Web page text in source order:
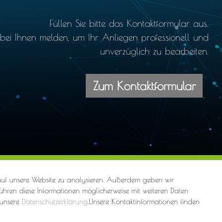
Füllen Sie bitte das Kontaktformular aus.
Ihnen melden, um Ihr Anliegen professionell und
unverzüglich zu bearbeiten.
Zum Kontaktformular
Webdesign by ARANES
Datenschutz
Sitemap
unsere Website zu analysieren. Außerdem geben wir
diese Informationen möglicherweise mit weiteren Daten
Datenschutzerklärung .Unsere Kontaktinformationen finden